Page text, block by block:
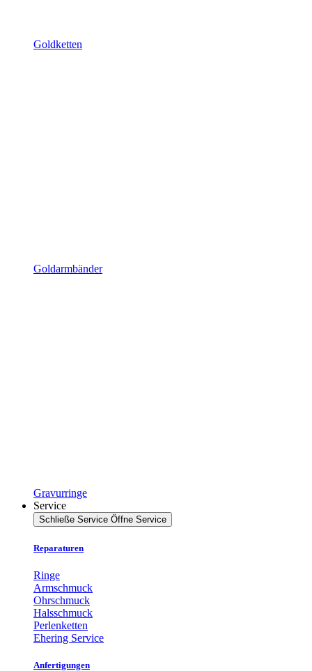
Goldketten
Goldarmbänder
Gravurringe
Service
Schließe Service Öffne Service
Reparaturen
Ringe
Armschmuck
Ohrschmuck
Halsschmuck
Perlenketten
Ehering Service
Anfertigungen